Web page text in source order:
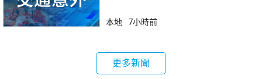
本地 7小時前
更多新聞